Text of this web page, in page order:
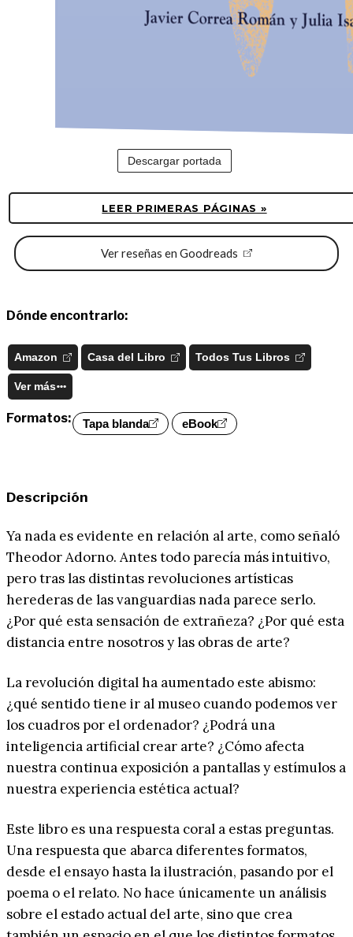
Descargar portada
LEER PRIMERAS PÁGINAS »
Ver reseñas en Goodreads
Dónde encontrarlo:
Amazon Casa del Libro Todos Tus Libros
Ver más
Formatos: Tapa blanda eBook
Descripción
Ya nada es evidente en relación al arte, como señaló
Theodor Adorno. Antes todo parecía más intuitivo,
pero tras las distintas revoluciones artísticas
herederas de las vanguardias nada parece serlo.
¿Por qué esta sensación de extrañeza? ¿Por qué esta
distancia entre nosotros y las obras de arte?
La revolución digital ha aumentado este abismo:
¿qué sentido tiene ir al museo cuando podemos ver
los cuadros por el ordenador? ¿Podrá una
inteligencia artificial crear arte? ¿Cómo afecta
nuestra continua exposición a pantallas y estímulos a
nuestra experiencia estética actual?
Este libro es una respuesta coral a estas preguntas.
Una respuesta que abarca diferentes formatos,
desde el ensayo hasta la ilustración, pasando por el
poema o el relato. No hace únicamente un análisis
sobre el estado actual del arte, sino que crea